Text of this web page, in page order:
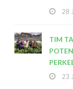
28
TIM
23